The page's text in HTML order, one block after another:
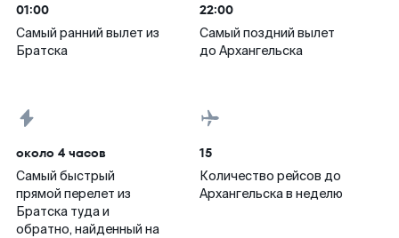
01:00
Самый ранний вылет из
Братска
22:00
Самый поздний вылет
до Архангельска
около 4 часов
Самый быстрый
прямой перелет из
Братска туда и
обратно, найденный на
15
Количество рейсов до
Архангельска в неделю